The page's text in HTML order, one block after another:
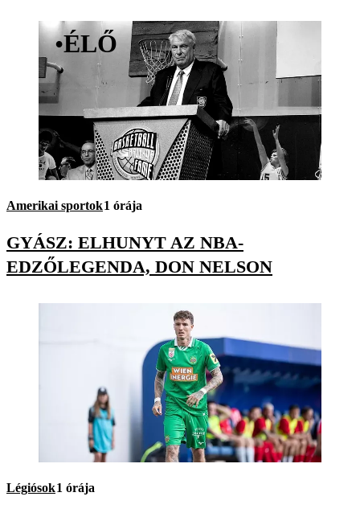
•ÉLŐ
Amerikai sportok1 órája
GYÁSZ: ELHUNYT AZ NBA-
EDZŐLEGENDA, DON NELSON
Légiósok1 órája